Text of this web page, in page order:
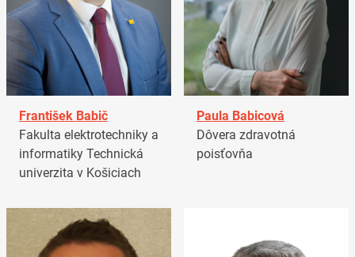
František Babič
Fakulta elektrotechniky a
informatiky Technická
univerzita v Košiciach
Paula Babicová
Dôvera zdravotná
poisťovňa